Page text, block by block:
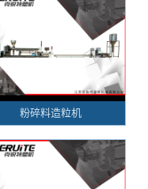
粉碎料造粒机